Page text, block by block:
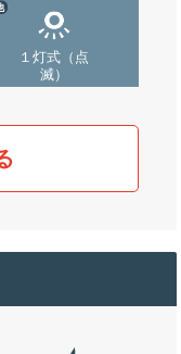
１灯式（点
滅）